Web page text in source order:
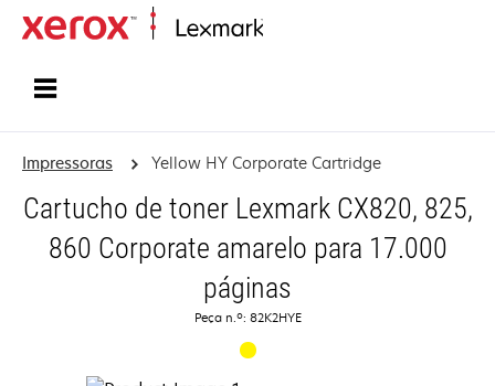
Impressoras Yellow HY Corporate Cartridge
Cartucho de toner Lexmark CX820, 825,
860 Corporate amarelo para 17.000
páginas
Peça n.º: 82K2HYE